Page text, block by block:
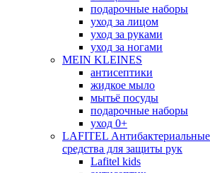
подарочные наборы
уход за лицом
уход за руками
уход за ногами
MEIN KLEINES
антисептики
жидкое мыло
мытьё посуды
подарочные наборы
уход 0+
LAFITEL Антибактериальные
средства для защиты рук
Lafitel kids